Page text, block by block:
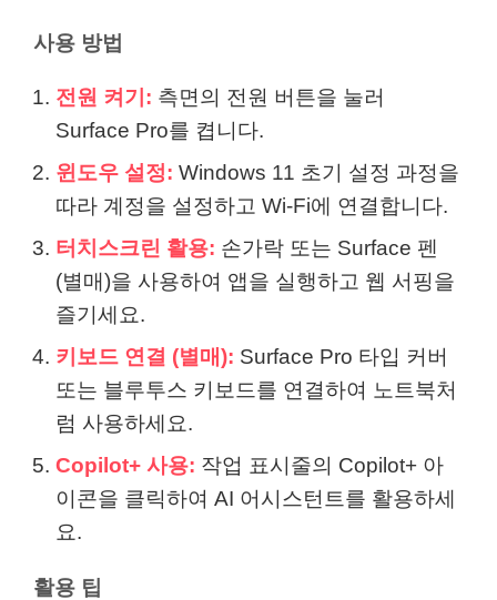
사용 방법
전원 켜기: 측면의 전원 버튼을 눌러
Surface Pro를 켭니다.
윈도우 설정: Windows 11 초기 설정 과정을
따라 계정을 설정하고 Wi-Fi에 연결합니다.
터치스크린 활용: 손가락 또는 Surface 펜
(별매)을 사용하여 앱을 실행하고 웹 서핑을
즐기세요.
키보드 연결 (별매): Surface Pro 타입 커버
또는 블루투스 키보드를 연결하여 노트북처
럼 사용하세요.
Copilot+ 사용: 작업 표시줄의 Copilot+ 아
이콘을 클릭하여 AI 어시스턴트를 활용하세
요.
활용 팁